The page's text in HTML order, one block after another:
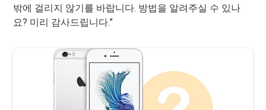
밖에 걸리지 않기를 바랍니다. 방법을 알려주실 수 있나
요? 미리 감사드립니다.”